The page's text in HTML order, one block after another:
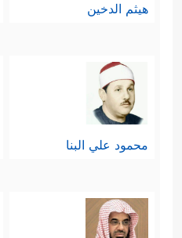
هيثم الدخين
محمود علي البنا